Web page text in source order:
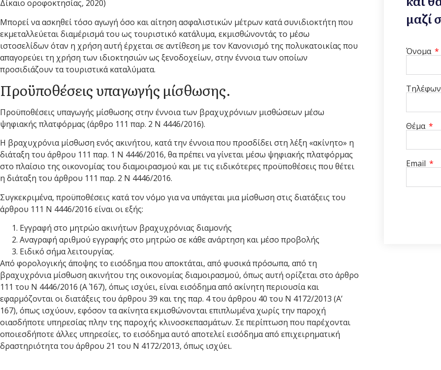
Δίκαιο οροφοκτησίας, 2020)
Μπορεί να ασκηθεί τόσο αγωγή όσο και αίτηση ασφαλιστικών μέτρων κατά συνιδιοκτήτη που
εκμεταλλεύεται διαμέρισμά του ως τουριστικό κατάλυμα, εκμισθώνοντάς το μέσω
ιστοσελίδων όταν η χρήση αυτή έρχεται σε αντίθεση με τον Κανονισμό της πολυκατοικίας που
απαγορεύει τη χρήση των ιδιοκτησιών ως ξενοδοχείων, στην έννοια των οποίων
προσιδιάζουν τα τουριστικά καταλύματα.
Προϋποθέσεις υπαγωγής μίσθωσης.
Προϋποθέσεις υπαγωγής μίσθωσης στην έννοια των βραχυχρόνιων μισθώσεων μέσω
ψηφιακής πλατφόρμας (άρθρο 111 παρ. 2 Ν 4446/2016).
Η βραχυχρόνια μίσθωση ενός ακινήτου, κατά την έννοια που προσδίδει στη λέξη «ακίνητο» η
διάταξη του άρθρου 111 παρ. 1 Ν 4446/2016, θα πρέπει να γίνεται μέσω ψηφιακής πλατφόρμας
στο πλαίσιο της οικονομίας του διαμοιρασμού και με τις ειδικότερες προϋποθέσεις που θέτει
η διάταξη του άρθρου 111 παρ. 2 Ν 4446/2016.
Συγκεκριμένα, προϋποθέσεις κατά τον νόμο για να υπάγεται μια μίσθωση στις διατάξεις του
άρθρου 111 Ν 4446/2016 είναι οι εξής:
Εγγραφή στο μητρώο ακινήτων βραχυχρόνιας διαμονής
Αναγραφή αριθμού εγγραφής στο μητρώο σε κάθε ανάρτηση και μέσο προβολής
Ειδικό σήμα λειτουργίας.
Aπό φορολογικής άποψης το εισόδημα που αποκτάται, από φυσικά πρόσωπα, από τη
βραχυχρόνια μίσθωση ακινήτου της οικονομίας διαμοιρασμού, όπως αυτή ορίζεται στο άρθρο
111 του Ν 4446/2016 (Α΄ 167), όπως ισχύει, είναι εισόδημα από ακίνητη περιουσία και
εφαρμόζονται οι διατάξεις του άρθρου 39 και της παρ. 4 του άρθρου 40 του Ν 4172/2013 (Α’
167), όπως ισχύουν, εφόσον τα ακίνητα εκμισθώνονται επιπλωμένα χωρίς την παροχή
οιασδήποτε υπηρεσίας πλην της παροχής κλινοσκεπασμάτων. Σε περίπτωση που παρέχονται
οποιεσδήποτε άλλες υπηρεσίες, το εισόδημα αυτό αποτελεί εισόδημα από επιχειρηματική
δραστηριότητα του άρθρου 21 του N 4172/2013, όπως ισχύει.
μαζί
Όνομα
Θέμα
Email